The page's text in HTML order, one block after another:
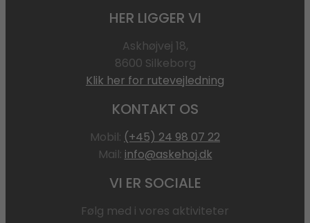
HER LIGGER VI
Askhøjvej 18,
8600 Silkeborg
Klik her for rutevejledning
KONTAKT OS
Mobil: (+45) 24 98 07 22
Mail: info@askehoj.dk
VI ER SOCIALE
Følg med i vores aktiviteter